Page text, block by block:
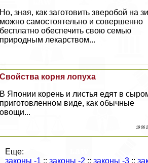
Но, зная, как заготовить зверобой на
можно самостоятельно и совершенно
бесплатно обеспечить свою семью
природным лекарством...
Свойства корня лопуха
В Японии корень и листья едят в
приготовленном виде, как обычные
овощи...
19 06
Еще:
законы -1 :: законы -2 :: законы -3 ::